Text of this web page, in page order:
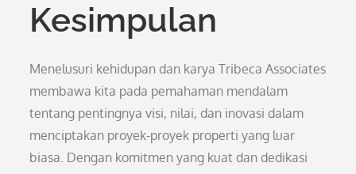
Kesimpulan
Menelusuri kehidupan dan karya Tribeca Associates
membawa kita pada pemahaman mendalam
tentang pentingnya visi, nilai, dan inovasi dalam
menciptakan proyek-proyek properti yang luar
biasa. Dengan komitmen yang kuat dan dedikasi